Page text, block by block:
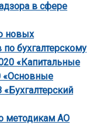
в сфере
новых
бухгалтерскому
«Капитальные
«Основные
методикам АО